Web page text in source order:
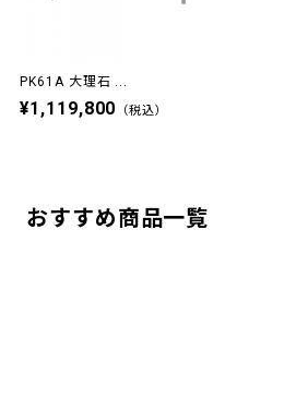
PK61A 大理石 ...
¥1,119,800 （税込）
おすすめ商品一覧